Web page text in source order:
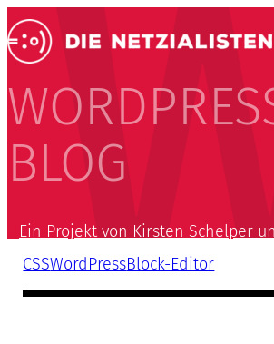
BLOG
Ein Projekt von Kirsten Schelper
CSSWordPressBlock-Editor